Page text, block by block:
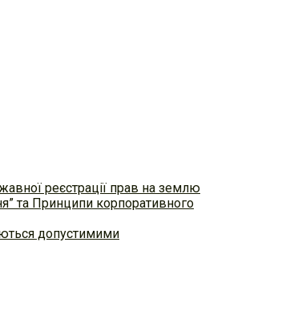
реєстрації прав на землю
та Принципи корпоративного
допустимими